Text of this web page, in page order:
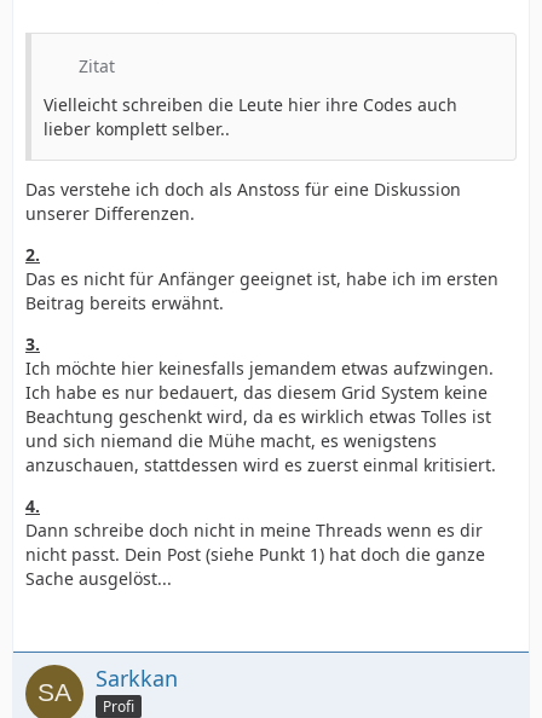
Zitat
Vielleicht schreiben die Leute hier ihre Codes auch
lieber komplett selber..
Das verstehe ich doch als Anstoss für eine Diskussion
unserer Differenzen.
2.
Das es nicht für Anfänger geeignet ist, habe ich im ersten
Beitrag bereits erwähnt.
3.
Ich möchte hier keinesfalls jemandem etwas aufzwingen.
Ich habe es nur bedauert, das diesem Grid System keine
Beachtung geschenkt wird, da es wirklich etwas Tolles ist
und sich niemand die Mühe macht, es wenigstens
anzuschauen, stattdessen wird es zuerst einmal kritisiert.
4.
Dann schreibe doch nicht in meine Threads wenn es dir
nicht passt. Dein Post (siehe Punkt 1) hat doch die ganze
Sache ausgelöst...
Sarkkan
Profi